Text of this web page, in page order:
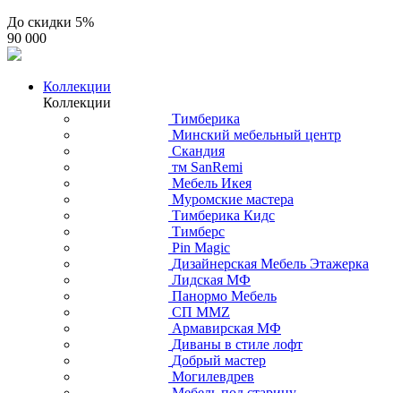
До скидки 5%
90 000
Коллекции
Коллекции
Тимберика
Минский мебельный центр
Скандия
тм SanRemi
Мебель Икея
Муромские мастера
Тимберика Кидс
Тимберс
Pin Magic
Дизайнерская Мебель Этажерка
Лидская МФ
Панормо Мебель
СП ММZ
Армавирская МФ
Диваны в стиле лофт
Добрый мастер
Могилевдрев